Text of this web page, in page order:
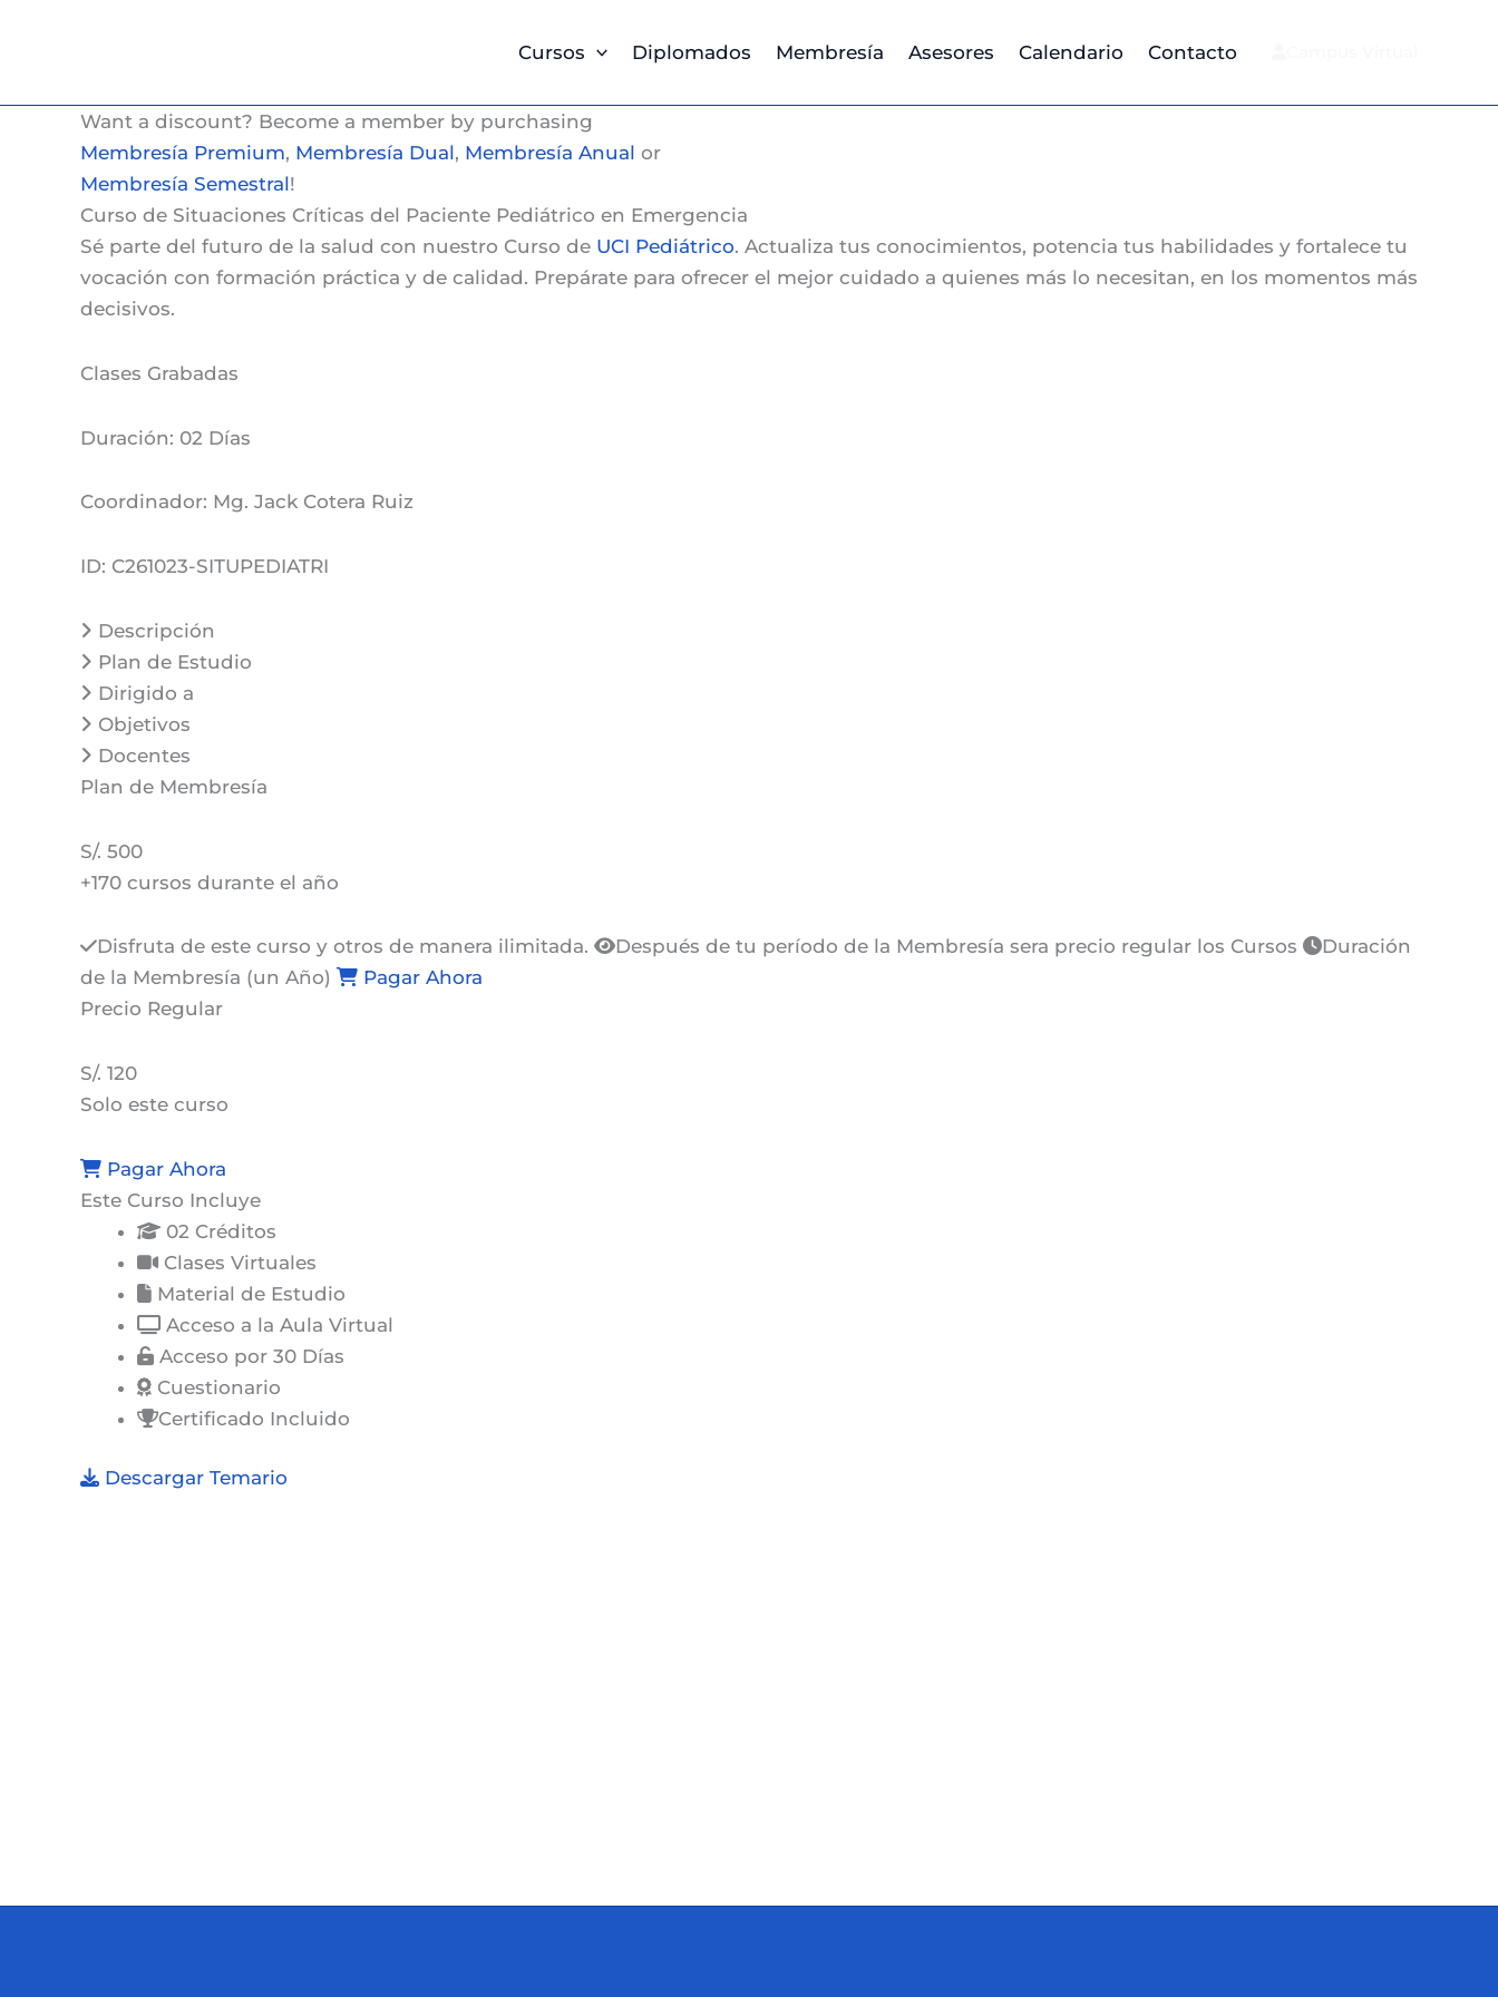
Cursos Diplomados Membresía Asesores Calendario Contacto
Want a discount? Become a member by purchasing
Membresía Premium, Membresía Dual, Membresía Anual or
Membresía Semestral!
Curso de Situaciones Críticas del Paciente Pediátrico en Emergencia
Sé parte del futuro de la salud con nuestro Curso de UCI Pediátrico. Actualiza tus conocimientos, potencia tus habilidades y fortalece tu
vocación con formación práctica y de calidad. Prepárate para ofrecer el mejor cuidado a quienes más lo necesitan, en los momentos más
decisivos.
Clases Grabadas
Duración: 02 Días
Coordinador: Mg. Jack Cotera Ruiz
ID: C261023-SITUPEDIATRI
Descripción
Plan de Estudio
Dirigido a
Objetivos
Docentes
Plan de Membresía
S/. 500
+170 cursos durante el año
Disfruta de este curso y otros de manera ilimitada. Después de tu período de la Membresía sera precio regular los Cursos
Duración
de la Membresía (un Año)
Pagar Ahora
Precio Regular
S/. 120
Solo este curso
Pagar Ahora
Este Curso Incluye
02 Créditos
Clases Virtuales
Material de Estudio
Acceso a la Aula Virtual
Acceso por 30 Días
Cuestionario
Certificado Incluido
Descargar Temario